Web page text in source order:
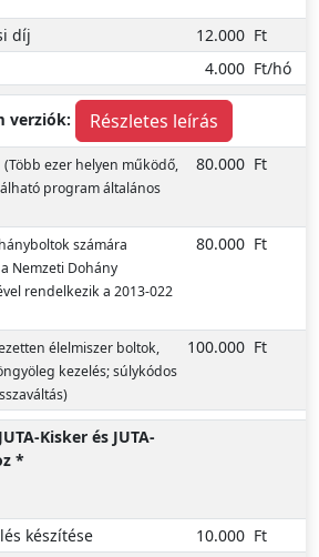
díj
12.000 Ft
4.000 Ft/hó
verziók: Részletes leírás
(Több ezer helyen működő,
program általános
80.000 Ft
számára
Nemzeti Dohány
rendelkezik a 2013-022
80.000 Ft
élelmiszer boltok,
kezelés; súlykódos
100.000 Ft
Kisker és JUTA-
*
készítése 10.000 Ft